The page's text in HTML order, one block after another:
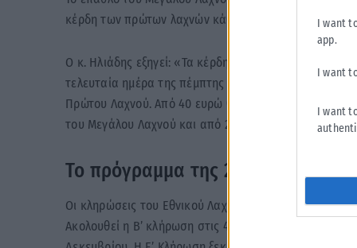
I want
app.
I want
I want
κέρδη των πρώτων λαχνών κάθε κλήρωσης
Ο κ. Ηλιάδης εξηγεί: «Τα κέρδη των μεσαίων λαχνών
τελευταία ημέρα της πέμπτης κλήρωσης κάθε έκδοσης
Πρώτου Λαχνού. Από 40 ευρώ θα κερδίζουν οι λαχνοί
του Μεγάλου Λαχνού και από 20 ευρώ όλοι οι
Το πρόγραμμα της 271ης έκδοσης
Οι κληρώσεις του Εθνικού Λαχείου για την 271η
Ακολουθεί η Β’ κλήρωση στις 4 Νοεμβρίου, η Γ’